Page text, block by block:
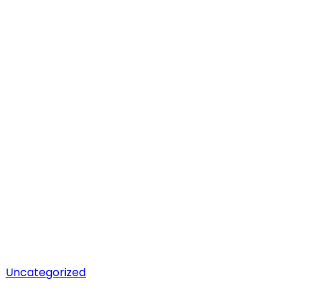
Uncategorized